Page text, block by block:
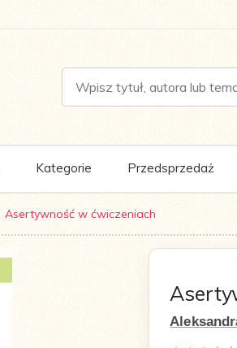
Kategorie Przedsprzedaż
Asertywność w ćwiczeniach